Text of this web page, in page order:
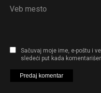
Veb mesto
Sačuvaj moje ime, e-poštu i
sledeći put kada